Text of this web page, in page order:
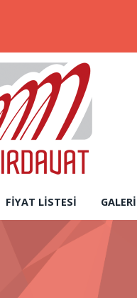
FIYAT LISTESI GALERI